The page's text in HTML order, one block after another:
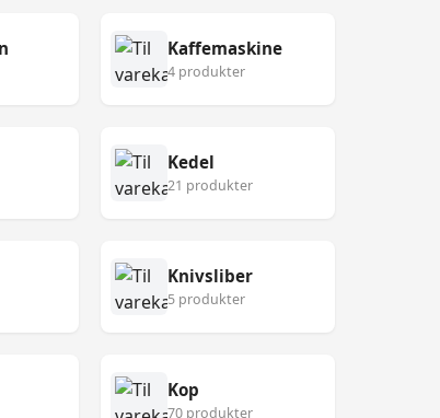
Kaffemaskine
4 produkter
Kedel
21 produkter
Knivsliber
5 produkter
Kop
70 produkter